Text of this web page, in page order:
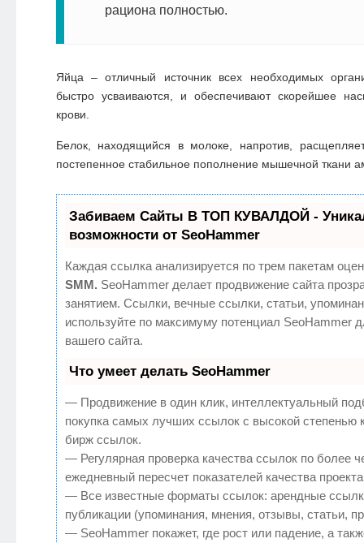
рациона полностью.
Яйца – отличный источник всех необходимых
быстро усваиваются, и обеспечивают скорейшее
крови.
Белок, находящийся в молоке, напротив,
постепенное стабильное пополнение мышечной ткани
Забиваем Сайты В ТОП КУВАЛДОЙ -
возможности от SeoHammer
Каждая ссылка анализируется по трем пакетам
SMM. SeoHammer делает продвижение сайта
занятием. Ссылки, вечные ссылки, статьи,
используйте по максимуму потенциал SeoHammer
вашего сайта.
Что умеет делать SeoHammer
— Продвижение в один клик, интеллектуальный
покупка самых лучших ссылок с высокой степенью
бирж ссылок.
— Регулярная проверка качества ссылок по более
ежедневный пересчет показателей качества
— Все известные форматы ссылок: арендные
публикации (упоминания, мнения, отзывы, статьи,
— SeoHammer покажет, где рост или падение, а